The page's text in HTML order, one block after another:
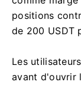
positions
de 200 USDT
Les
avant d'ouvrir